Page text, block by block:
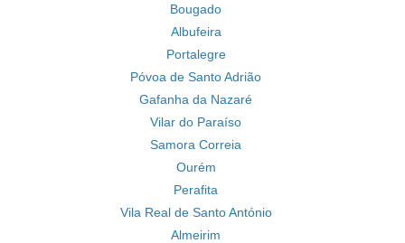
Bougado
Albufeira
Portalegre
Póvoa de Santo Adrião
Gafanha da Nazaré
Vilar do Paraíso
Samora Correia
Ourém
Perafita
Vila Real de Santo António
Almeirim